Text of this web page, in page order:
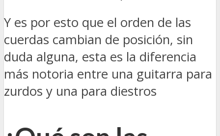
Y es por esto que el orden de las
cuerdas cambian de posición, sin
duda alguna, esta es la diferencia
más notoria entre una guitarra para
zurdos y una para diestros